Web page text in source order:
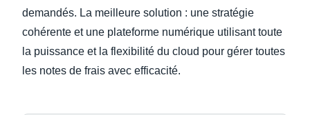
demandés. La meilleure solution : une stratégie
cohérente et une plateforme numérique utilisant toute
la puissance et la flexibilité du cloud pour gérer toutes
les notes de frais avec efficacité.